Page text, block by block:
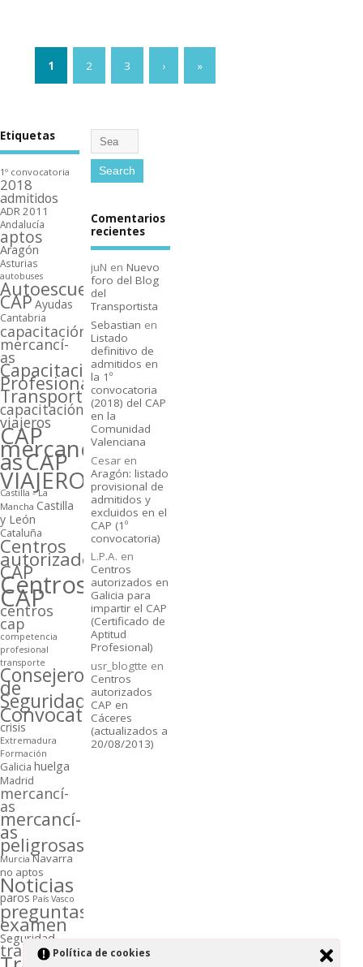
1 2 3 › »
Etiquetas
1º convocatoria
2018
admitidos
ADR 2011
Andalucí­a
aptos
Aragón
Asturias
autobuses
Autoescuelas
CAPAyudas
Cantabria
capacitación
mercancí­
as
Capacitación
Profesional
Transporte
capacitación
viajeros
CAP
mercancí­
asCAP
VIAJEROS
Castilla - La
Mancha Castilla
y León
Cataluña
Centros
autorizados
CAP
Centros
CAP
centros
cap
competencia
profesional
transporte
Consejeros
de
Seguridad
Convocatorias
crisis
Extremadura
Formación
Galicia huelga
Madrid
mercancí­
as
mercancí­
as
peligrosas
Murcia Navarra
no aptos
Noticias
paros Paí­s Vasco
preguntas
examen
Seguridad
transporte
Comentarios
recientes
juN en Nuevo
foro del Blog
del
Transportista
Sebastian en
Listado
definitivo de
admitidos en
la 1º
convocatoria
(2018) del CAP
en la
Comunidad
Valenciana
Cesaren
Aragón: listado
provisional de
admitidos y
excluidos en el
CAP (1º
convocatoria)
L.P.A. en
Centros
autorizados en
Galicia para
impartir el CAP
(Certificado de
Aptitud
Profesional)
usr_blogtte en
Centros
autorizados
CAP en
Cáceres
(actualizados a
20/08/2013)
Polí­tica de cookies